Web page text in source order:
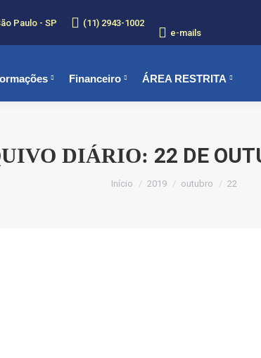
Paulo - SP
(11) 2943-1002
e-mails
Financeiro ÁREA RESTRITA
DIÁRIO: 22 DE
Você está aqui:
Início 2019 outubro 22